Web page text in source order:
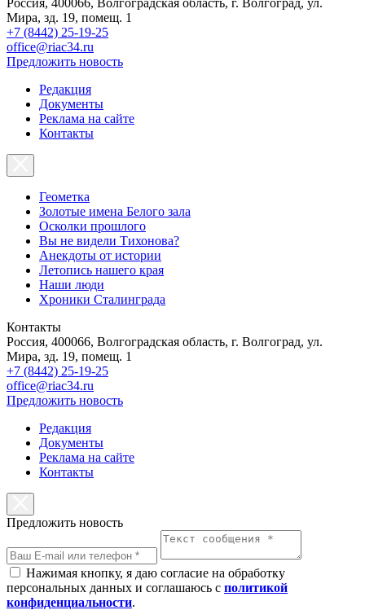
Мира, зд. 19, помещ. 1
+7 (8442) 25-19-25
office@riac34.ru
Предложить новость
Редакция
Документы
Реклама на сайте
Контакты
Геометка
Золотые имена Белого зала
Осколки прошлого
Вы не видели Тихонова?
Анекдоты от истории
Летопись нашего края
Наши люди
Хроники Сталинграда
Контакты
Россия, 400066, Волгоградская область, г. Волгоград, ул.
Мира, зд. 19, помещ. 1
+7 (8442) 25-19-25
office@riac34.ru
Предложить новость
Редакция
Документы
Реклама на сайте
Контакты
Предложить новость
Нажимая кнопку, я даю согласие на обработку
персональных данных и соглашаюсь с политикой
конфиденциальности.